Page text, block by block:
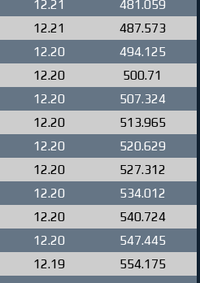
12.21
481.059
12.21
487.573
12.20
494.125
12.20
500.71
12.20
507.324
12.20
513.965
12.20
520.629
12.20
527.312
12.20
534.012
12.20
540.724
12.20
547.445
12.19
554.175